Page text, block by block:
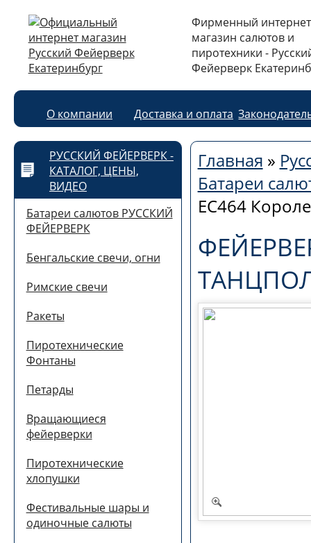
Фирменный интернет
магазин салютов и
пиротехники -
Фейерверк
О компании Доставка и оплата
РУССКИЙ ФЕЙЕРВЕРК -
КАТАЛОГ, ЦЕНЫ,
ВИДЕО
Батареи салютов РУССКИЙ
ФЕЙЕРВЕРК
Бенгальские свечи, огни
Римские свечи
Ракеты
Пиротехнические
Фонтаны
Петарды
Вращающиеся
фейерверки
Пиротехнические
хлопушки
Фестивальные шары и
одиночные салюты
Главная »
Батареи
ЕС464